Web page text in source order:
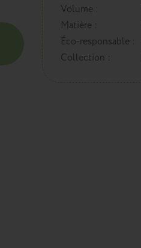
Volume :
Matière :
Éco-responsable :
Collection :